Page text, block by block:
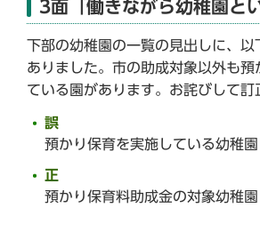
3面「働きながら幼稚園と
下部の幼稚園の一覧の見出しに、以
ありました。市の助成対象以外も預
ている園があります。お詫びして訂
誤
預かり保育を実施している幼稚園
正
預かり保育料助成金の対象幼稚園